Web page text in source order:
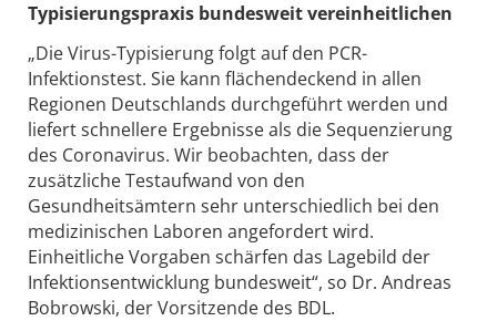
Typisierungspraxis bundesweit vereinheitlichen
„Die Virus-Typisierung folgt auf den PCR-
Infektionstest. Sie kann flächendeckend in allen
Regionen Deutschlands durchgeführt werden und
liefert schnellere Ergebnisse als die Sequenzierung
des Coronavirus. Wir beobachten, dass der
zusätzliche Testaufwand von den
Gesundheitsämtern sehr unterschiedlich bei den
medizinischen Laboren angefordert wird.
Einheitliche Vorgaben schärfen das Lagebild der
Infektionsentwicklung bundesweit“, so Dr. Andreas
Bobrowski, der Vorsitzende des BDL.